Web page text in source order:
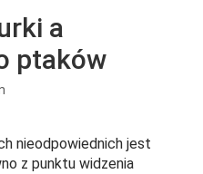
a
ptaków
nieodpowiednich jest
z punktu widzenia